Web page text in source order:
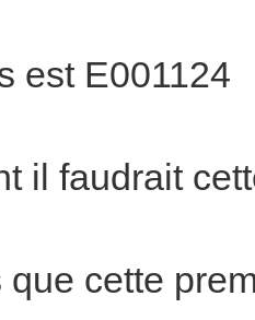
est E001124
il faudrait
que cette